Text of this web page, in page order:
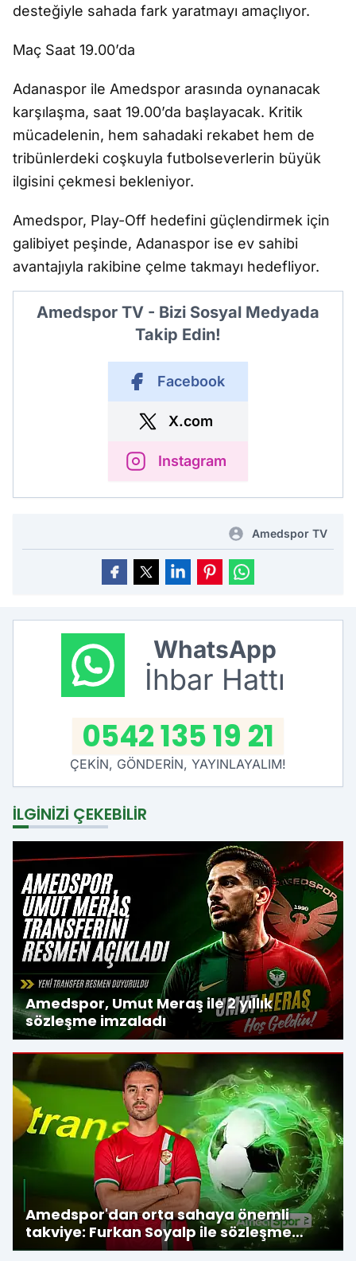
desteğiyle sahada fark yaratmayı amaçlıyor.
Maç Saat 19.00’da
Adanaspor ile Amedspor arasında oynanacak
karşılaşma, saat 19.00’da başlayacak. Kritik
mücadelenin, hem sahadaki rekabet hem de
tribünlerdeki coşkuyla futbolseverlerin büyük
ilgisini çekmesi bekleniyor.
Amedspor, Play-Off hedefini güçlendirmek için
galibiyet peşinde, Adanaspor ise ev sahibi
avantajıyla rakibine çelme takmayı hedefliyor.
Amedspor TV - Bizi Sosyal Medyada
Takip Edin!
Facebook
X.com
Instagram
Amedspor TV
WhatsApp
İhbar Hattı
0542 135 19 21
ÇEKİN, GÖNDERİN, YAYINLAYALIM!
İLGINIZI ÇEKEBILIR
Amedspor, Umut Meraş ile 2 yıllık
sözleşme imzaladı
Amedspor'dan orta sahaya önemli
takviye: Furkan Soyalp ile sözleşme
imzalandı